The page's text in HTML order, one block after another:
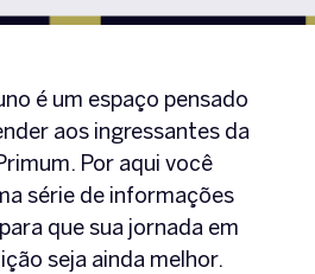
é um espaço pensado
aos ingressantes da
Por aqui você
série de informações
que sua jornada em
seja ainda melhor.